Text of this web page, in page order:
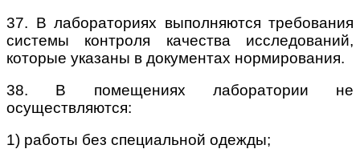
37. В лабораториях выполняются требования
системы контроля качества исследований,
которые указаны в документах нормирования.
38. В помещениях лаборатории не
осуществляются:
1) работы без специальной одежды;